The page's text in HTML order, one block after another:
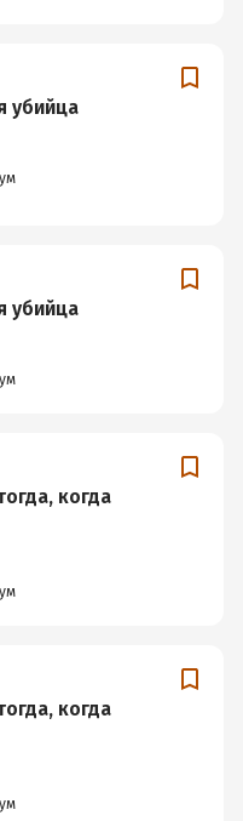
убийца
убийца
когда
когда